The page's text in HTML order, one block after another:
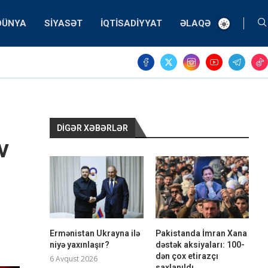
SIYASƏT İQTISADIYYAT ƏLAQƏ
DIGƏR XƏBƏRLƏR
Ermənistan Ukrayna ilə
niyə yaxınlaşır?
6 Avqust 2026
Pakistanda İmran Xana
dəstək aksiyaları: 100-
dən çox etirazçı